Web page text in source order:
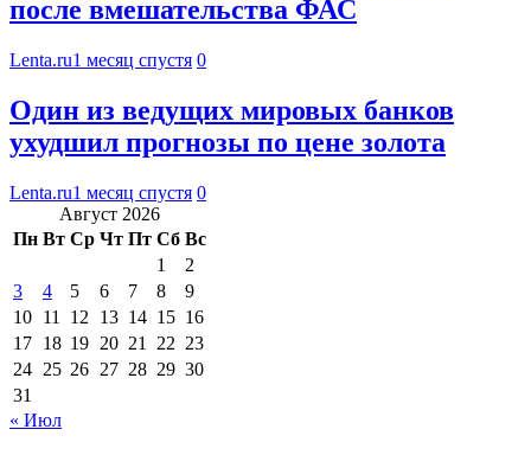
после вмешательства ФАС
Lenta.ru1 месяц спустя 0
Один из ведущих мировых банков
ухудшил прогнозы по цене золота
Lenta.ru1 месяц спустя 0
Август 2026
Пн Вт Ср Чт Пт Сб Вс
1
2
3
4 5 6 7 8
9
10 11 12 13 14 15 16
17 18 19 20 21 22 23
24 25 26 27 28 29 30
31
« Июл